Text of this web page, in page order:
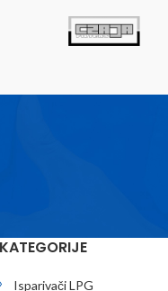
KATEGORIJE
Isparivači LPG